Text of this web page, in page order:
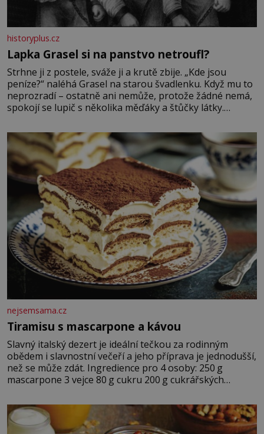
historyplus.cz
Lapka Grasel si na panstvo netroufl?
Strhne ji z postele, sváže ji a krutě zbije. „Kde jsou
peníze?“ naléhá Grasel na starou švadlenku. Když mu to
neprozradí – ostatně ani nemůže, protože žádné nemá,
spokojí se lupič s několika měďáky a štůčky látky.
krutý. Jeho činy budí hrůzu ještě dlouho po jeho smrti
nejsemsama.cz
Tiramisu s mascarpone a kávou
Slavný italský dezert je ideální tečkou za rodinným
obědem i slavnostní večeří a jeho příprava je jednodušší,
než se může zdát. Ingredience pro 4 osoby: 250 g
mascarpone 3 vejce 80 g cukru 200 g cukrářských
posypání Postup: Oddělte žloutky od bílků. Žloutky
vyšlehejte s cukrem do světlé pěny a postupně do nich
vmíchejte mascarpone, aby vznikl hladký